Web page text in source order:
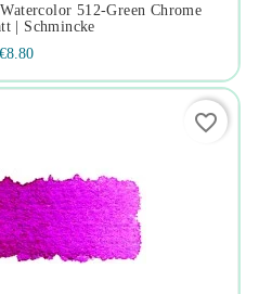
512-Green Chrome
| Schmincke
€8.80
favorite_border